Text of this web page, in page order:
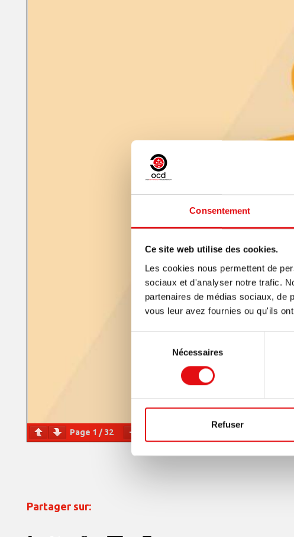
Consentement
Ce site web utilise des cookies.
Les cookies nous permettent de
sociaux et d'analyser notre trafic.
partenaires de médias sociaux, de
vous leur avez fournies ou qu'ils
consentement
Nécessaires
Refuser
Page 1 /32
Partager sur: